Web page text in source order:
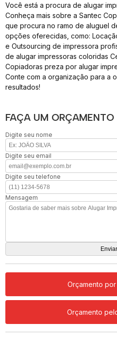
Você está a procura de alugar
Conheça mais sobre a Santec
que procura no ramo de aluguel
opções oferecidas, como:
e Outsourcing de impressora
de alugar impressoras coloridas
Copiadoras preza por alugar
Conte com a organização para a
resultados!
FAÇA UM ORÇAMENTO
Digite seu nome
Digite seu email
Digite seu telefone
Mensagem
Orçamento
Orçamento